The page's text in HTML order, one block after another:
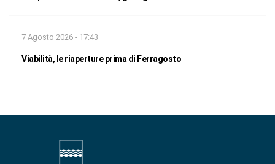
7 Agosto 2026 - 17:43
Viabilità, le riaperture prima di Ferragosto